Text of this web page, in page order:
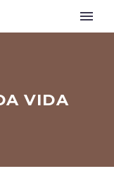
VIDA